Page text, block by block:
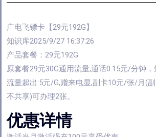
广电飞镖卡【29元192G】
知识库2025/9/27 16:37:26
产品套餐：29元192G
原套餐29元30G通用流量,通话0.15元/分钟
流量超出:5元/G,赠来电显,副卡10元/张/月(
不共享)可办理2张。
优惠详情